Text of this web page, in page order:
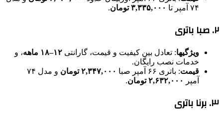
۷۴ آمپر تا
۳,۳۳۵,۰۰۰ تومان .
۲. صبا باتری
ویژگیها: تعادل بین کیفیت و قیمت، گارانتی ۱۲–۱۸ ماهه
، و
خدمات نصب رایگان.
قیمت: باتری ۶۶ آمپر صبا ۲,۳۴۷,۰۰۰ تومان
و مدل ۷۴
آمپر
۲,۶۳۲,۰۰۰ تومان .
۳. برنا باتری